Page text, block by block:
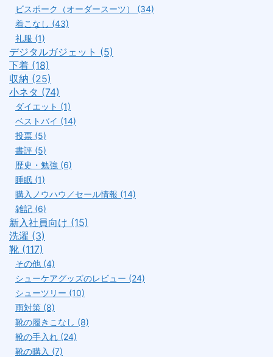
ビスポーク（オーダースーツ） (34)
着こなし (43)
礼服 (1)
デジタルガジェット (5)
下着 (18)
収納 (25)
小ネタ (74)
ダイエット (1)
ベストバイ (14)
投票 (5)
書評 (5)
歴史・勉強 (6)
睡眠 (1)
購入ノウハウ／セール情報 (14)
雑記 (6)
新入社員向け (15)
洗濯 (3)
靴 (117)
その他 (4)
シューケアグッズのレビュー (24)
シューツリー (10)
雨対策 (8)
靴の履きこなし (8)
靴の手入れ (24)
靴の購入 (7)